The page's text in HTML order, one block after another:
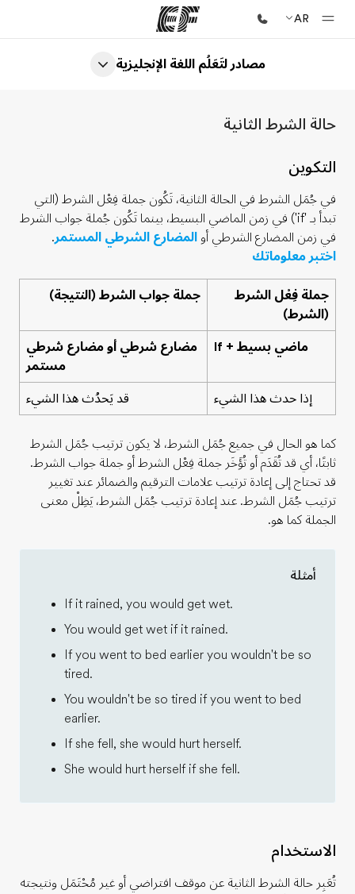
AR
الصفحة الرئيسية
برامج
مكاتب
أعثر على مكتب قريب منك
نبذة عنا
وظائف
إنضم إلى الفريق
مصادر لتَعَلُم اللغة الإنجليزية
حالة الشرط الثانية
التكوين
في جُمَل الشرط في الحالة الثانية، تَكُون جملة فِعْل الشرط (التي
تبدأ بـ 'if') في زمن الماضي البسيط، بينما تَكُون جُملة جواب الشرط
في زمن المضارع الشرطي أو المضارع الشرطي المستمر.
اختبر معلوماتك
جملة فِعْل الشرط
(الشرط)
جملة جواب الشرط (النتيجة)
If + ماضي بسيط
مضارع شرطي أو مضارع شرطي
مستمر
إذا حدث هذا الشيء قد يَحدُث هذا الشيء
كما هو الحال في جميع جُمَل الشرط، لا يكون ترتيب جُمَل الشرط
ثابتًا، أي قد تُقَدَم أو تُؤَخَر جملة فِعْل الشرط أو جملة جواب الشرط.
قد تحتاج إلى إعادة ترتيب علامات الترقيم والضمائر عند تغيير
ترتيب جُمَل الشرط. عند إعادة ترتيب جُمَل الشرط، يَظِلْ معنى
الجملة كما هو.
أمثلة
If it rained, you would get wet.
You would get wet if it rained.
If you went to bed earlier you wouldn't be so
tired.
You wouldn't be so tired if you went to bed
earlier.
If she fell, she would hurt herself.
She would hurt herself if she fell.
الاستخدام
تُعَبِر حالة الشرط الثانية عن موقف افتراضي أو غير مُحْتَمَل ونتيجته